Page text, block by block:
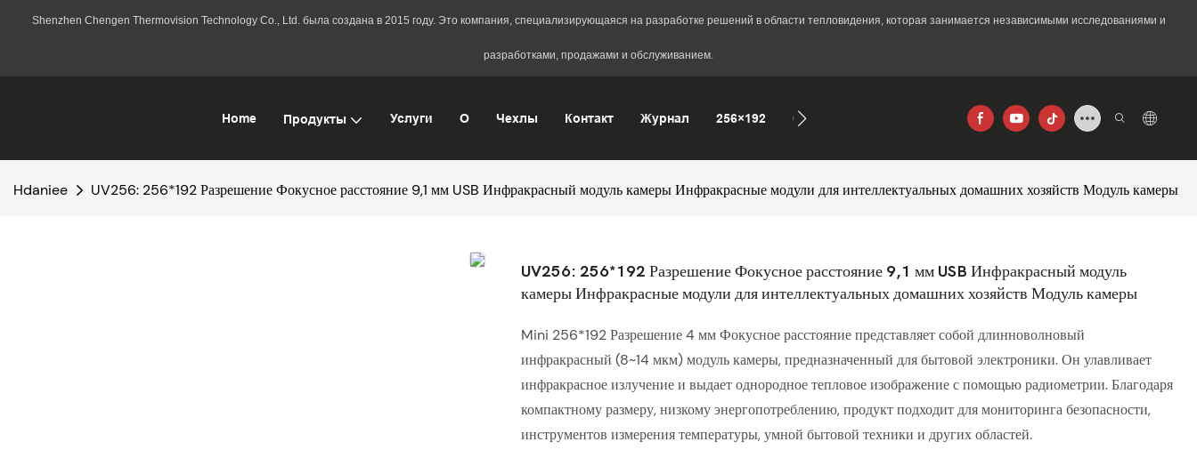
Shenzhen Chengen Thermovision Technology Co., Ltd. была создана в 2015 году. Это компания, специализирующаяся на разработке решений в области тепловидения, которая занимается независимыми исследованиями и
разработками, продажами и обслуживанием.
Home Продукты Услуги О Чехлы Контакт Журнал 256×192 640×512
Hdaniee UV256: 256*192 Разрешение Фокусное расстояние 9,1 мм USB Инфракрасный модуль камеры Инфракрасные модули для интеллектуальных домашних хозяйств Модуль камеры
UV256: 256*192 Разрешение Фокусное расстояние 9,1 мм USB Инфракрасный модуль
камеры Инфракрасные модули для интеллектуальных домашних хозяйств Модуль камеры
Mini 256*192 Разрешение 4 мм Фокусное расстояние представляет собой длинноволновый
инфракрасный (8~14 мкм) модуль камеры, предназначенный для бытовой электроники. Он улавливает
инфракрасное излучение и выдает однородное тепловое изображение с помощью радиометрии. Благодаря
компактному размеру, низкому энергопотреблению, продукт подходит для мониторинга безопасности,
инструментов измерения температуры, умной бытовой техники и других областей.